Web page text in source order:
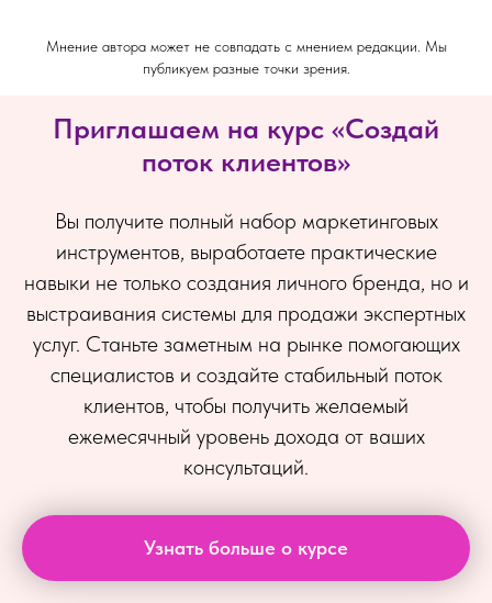
Мнение автора может не совпадать с мнением редакции. Мы
публикуем разные точки зрения.
Приглашаем на курс «Создай
поток клиентов»
Вы получите полный набор маркетинговых
инструментов, выработаете практические
навыки не только создания личного бренда, но и
выстраивания системы для продажи экспертных
услуг. Станьте заметным на рынке помогающих
специалистов и создайте стабильный поток
клиентов, чтобы получить желаемый
ежемесячный уровень дохода от ваших
консультаций.
Узнать больше о курсе